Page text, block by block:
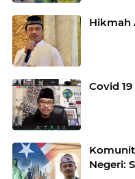
Hikmah
Covid
Negeri: